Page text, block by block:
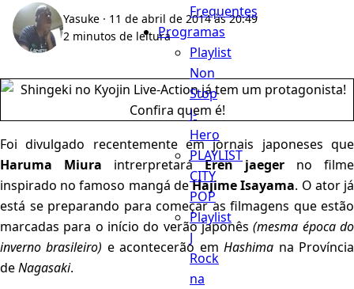
Frequentes
Programas
Playlist
Non
Stop
J-
Hero
PLAYLIST
CITY
POP
Playlist
J
Rock
na
Yasuke · 11 de abril de 2014 às 20:49
2 minutos de leitura
Foi divulgado recentemente em jornais japoneses que
Haruma Miura intrerpretaráEren jaeger no filme
inspirado no famoso mangá deHajime Isayama. O ator já
está se preparando para começar as filmagens que estão
marcadas para o início do verão japonês(mesma época do
inverno brasileiro) e acontecerão emHashima na Província
deNagasaki.